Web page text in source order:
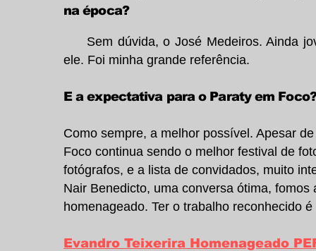
na época?
Sem dúvida, o José Medeiros. Ainda
ele. Foi minha grande referência.
E a expectativa para o Paraty em Foco?
Como sempre, a melhor possível. Apesar
Foco continua sendo o melhor festival de
fotógrafos, e a lista de convidados, muito
Nair Benedicto, uma conversa ótima,
homenageado. Ter o trabalho reconhecido
Evandro Teixerira Homenageado